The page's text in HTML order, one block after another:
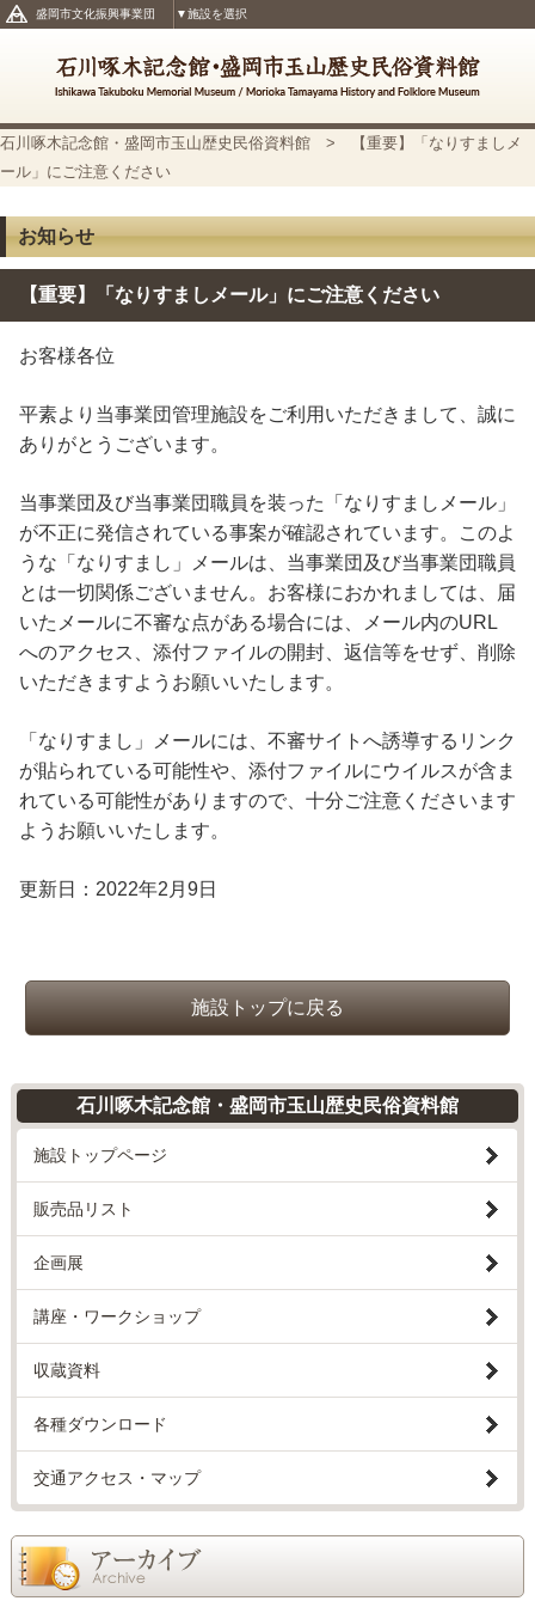
盛岡市文化振興事業団 ▼施設を選択
石川啄木記念館・盛岡市玉山歴史民俗資料館 > 【重要】「なりすましメ
ール」にご注意ください
お知らせ
【重要】「なりすましメール」にご注意ください
お客様各位
平素より当事業団管理施設をご利用いただきまして、誠に
ありがとうございます。
当事業団及び当事業団職員を装った「なりすましメール」
が不正に発信されている事案が確認されています。このよ
うな「なりすまし」メールは、当事業団及び当事業団職員
とは一切関係ございません。お客様におかれましては、届
いたメールに不審な点がある場合には、メール内のURL
へのアクセス、添付ファイルの開封、返信等をせず、削除
いただきますようお願いいたします。
「なりすまし」メールには、不審サイトへ誘導するリンク
が貼られている可能性や、添付ファイルにウイルスが含ま
れている可能性がありますので、十分ご注意くださいます
ようお願いいたします。
更新日：2022年2月9日
施設トップに戻る
石川啄木記念館・盛岡市玉山歴史民俗資料館
施設トップページ
販売品リスト
企画展
講座・ワークショップ
収蔵資料
各種ダウンロード
交通アクセス・マップ